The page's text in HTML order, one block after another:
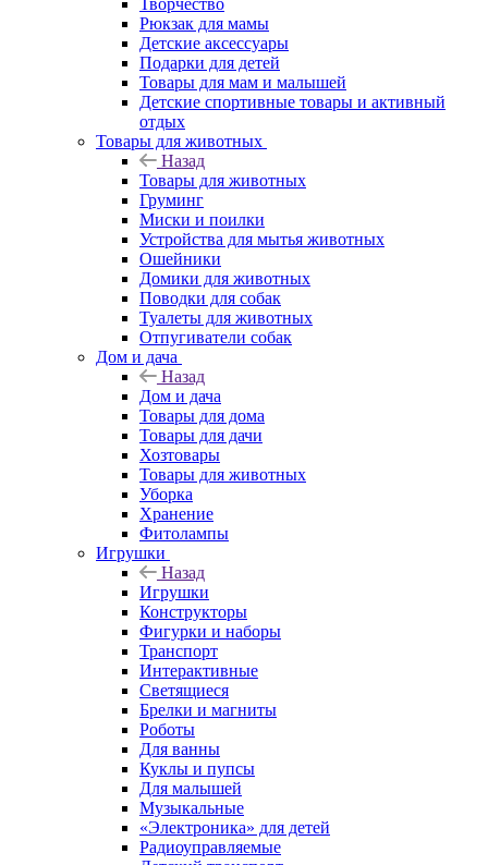
Творчество
Рюкзак для мамы
Детские аксессуары
Подарки для детей
Товары для мам и малышей
Детские спортивные товары и активный
отдых
Товары для животных
Назад
Товары для животных
Груминг
Миски и поилки
Устройства для мытья животных
Ошейники
Домики для животных
Поводки для собак
Туалеты для животных
Отпугиватели собак
Дом и дача
Назад
Дом и дача
Товары для дома
Товары для дачи
Хозтовары
Товары для животных
Уборка
Хранение
Фитолампы
Игрушки
Назад
Игрушки
Конструкторы
Фигурки и наборы
Транспорт
Интерактивные
Светящиеся
Брелки и магниты
Роботы
Для ванны
Куклы и пупсы
Для малышей
Музыкальные
«Электроника» для детей
Радиоуправляемые